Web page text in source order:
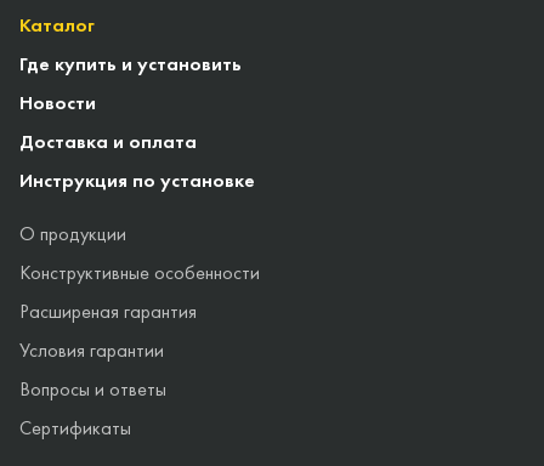
Каталог
Где купить и установить
Новости
Доставка и оплата
Инструкция по установке
О продукции
Конструктивные особенности
Расширеная гарантия
Условия гарантии
Вопросы и ответы
Сертификаты